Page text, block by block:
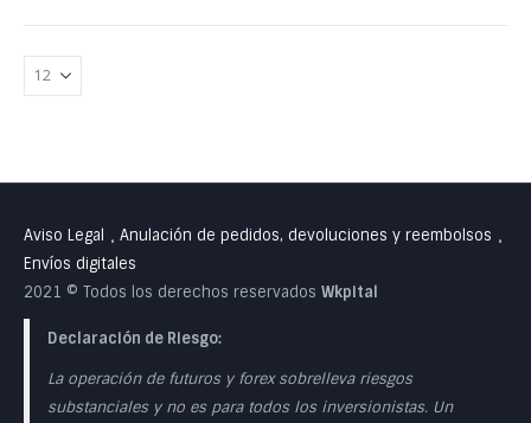
Aviso Legal • Anulación de pedidos, devoluciones y reembolsos •
Envíos digitales
2021 © Todos los derechos reservados Wkpital
Declaración de Riesgo:
La operación de futuros y forex sobrelleva riesgos
substanciales y no es para todos los inversionistas. Un